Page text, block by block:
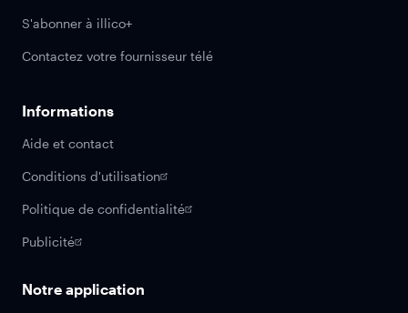
S'abonner à illico+
Contactez votre fournisseur télé
Informations
Aide et contact
Conditions d'utilisation
Politique de confidentialité
Publicité
Notre application